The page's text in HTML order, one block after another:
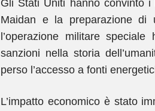
Gli Stati Uniti hanno convinto
Maidan e la preparazione di
l’operazione militare
sanzioni nella storia
perso l’accesso a fonti
L’impatto economico è stato